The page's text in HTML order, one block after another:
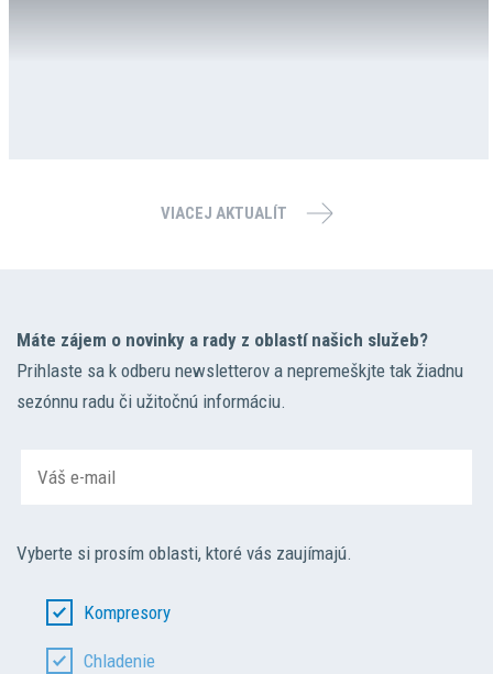
VIACEJ AKTUALÍT
Máte zájem o novinky a rady z oblastí našich služeb?
Prihlaste sa k odberu newsletterov a nepremeškjte tak žiadnu
sezónnu radu či užitočnú informáciu.
Vyberte si prosím oblasti, ktoré vás zaujímajú.
Kompresory
Chladenie